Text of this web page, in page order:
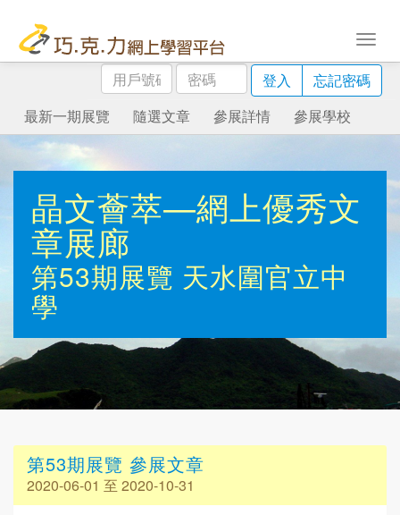
用
戶
號
碼
密
碼
登入
忘記密碼
最新一期展覽
隨選文章 參展詳情 參展學校
晶文薈萃—網上優秀文
章展廊
第53期展覽 天水圍官立中
學
第53期展覽 參展文章
2020-06-01 至 2020-10-31